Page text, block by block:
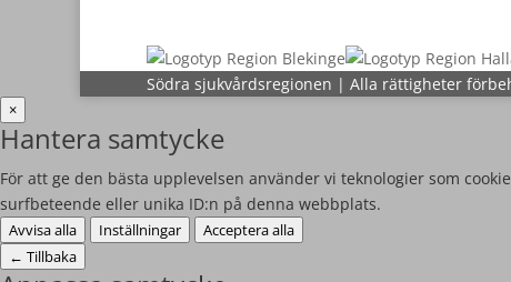
Södra sjukvårdsregionen | Alla rättigheter
×
Hantera samtycke
För att ge den bästa upplevelsen använder vi teknologier som
surfbeteende eller unika ID:n på denna webbplats.
Avvisa alla Inställningar
Acceptera alla
← Tillbaka